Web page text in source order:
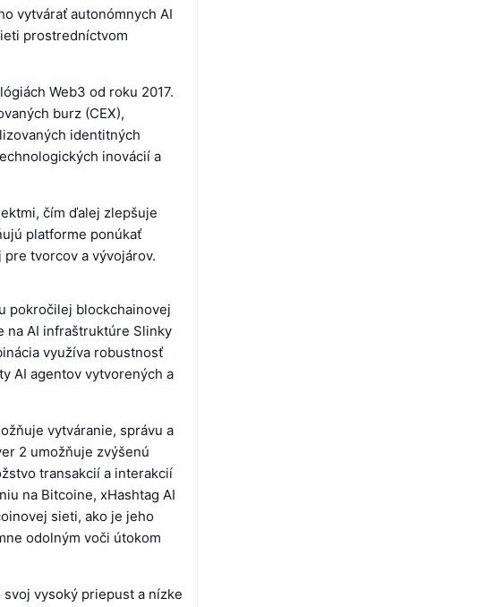
vytvárať autonómnych AI
prostredníctvom
Web3 od roku 2017.
burz (CEX),
identitných
inovácií a
čím ďalej zlepšuje
platforme ponúkať
tvorcov a vývojárov.
pokročilej blockchainovej
na AI infraštruktúre Slinky
využíva robustnosť
AI agentov vytvorených a
vytváranie, správu a
2 umožňuje zvýšenú
transakcií a interakcií
na Bitcoine, xHashtag AI
sieti, ako je jeho
odolným voči útokom
vysoký priepust a nízke